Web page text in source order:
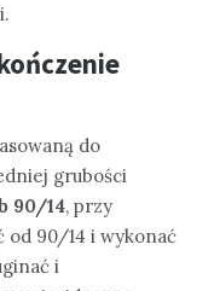
do
grubości
90/14, przy
od 90/14 i wykonać
i